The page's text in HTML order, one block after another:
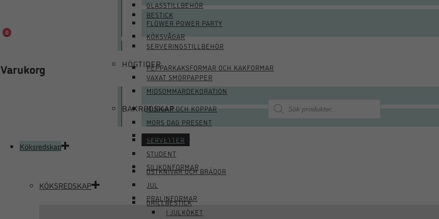
BESTICK
SERVERINGSTILLBEHÖR
VAXAT SMÖRPAPPER
MUGGAR OCH KOPPAR
SERVETTER
OSTKNIVAR OCH BRÄDOR
GRILLBESTICK
GLASSTILLBEHÖR
KÖKSVÅGAR
PEPPARKAKSFORMAR OCH KAKFORMAR
BAKREDSKAP
BAKREDSKAP
SILIKONFORMAR
PRALINFORMAR
FLOWER POWER PARTY
HÖGTIDER
MIDSOMMARDEKORATION
MORS DAG PRESENT
STUDENT
JUL
I JULKÖKET
0
Varukorg
Produktsökning
Köksredskap
KÖKSREDSKAP